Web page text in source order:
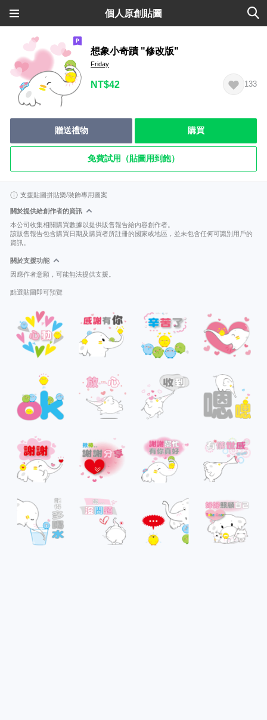
個人原創貼圖
想象小奇蹟 "修改版"
Friday
NT$42 133
贈送禮物 購買
免費試用（貼圖用到飽）
支援貼圖拼貼樂/裝飾專用圖案
關於提供給創作者的資訊
本公司收集相關購買數據以提供販售報告給內容創作者。
該販售報告包含購買日期及購買者所註冊的國家或地區，並未包含任何可識別用戶的
資訊。
關於支援功能
因應作者意願，可能無法提供支援。
點選貼圖即可預覽